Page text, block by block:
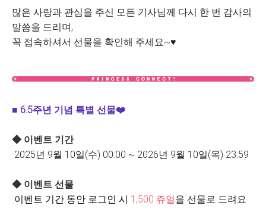
많은 사랑과 관심을 주신 모든 기사님께 다시 한 번 감사의
말씀을 드리며,
꼭 접속하셔서 선물을 확인해 주세요~♥
■ 6.5주년 기념 특별 선물❤️
◆ 이벤트 기간
2025년 9월 10일(수) 00:00 ~ 2026년 9월 10일(목) 23:59
◆ 이벤트 선물
이벤트 기간 동안 로그인 시 1,500 쥬얼을 선물로 드려요